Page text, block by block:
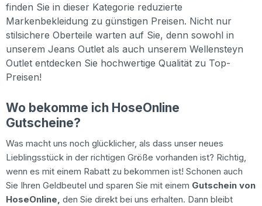
finden Sie in dieser Kategorie reduzierte
Markenbekleidung zu günstigen Preisen. Nicht nur
stilsichere Oberteile warten auf Sie, denn sowohl in
unserem Jeans Outlet als auch unserem Wellensteyn
Outlet entdecken Sie hochwertige Qualität zu Top-
Preisen!
Wo bekomme ich HoseOnline
Gutscheine?
Was macht uns noch glücklicher, als dass unser neues
Lieblingsstück in der richtigen Größe vorhanden ist? Richtig,
wenn es mit einem Rabatt zu bekommen ist! Schonen auch
Sie Ihren Geldbeutel und sparen Sie mit einem Gutschein von
HoseOnline, den Sie direkt bei uns erhalten. Dann bleibt